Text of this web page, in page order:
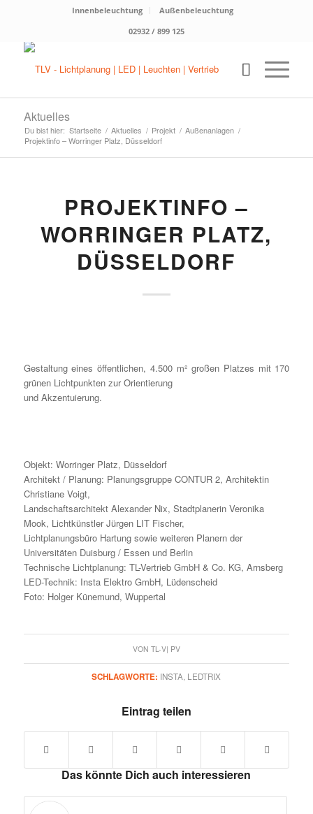
Innenbeleuchtung
Außenbeleuchtung
02932 / 899 125
Aktuelles
Du bist hier: Startseite / Aktuelles / Projekt / Außenanlagen /
Projektinfo – Worringer Platz, Düsseldorf
PROJEKTINFO –
WORRINGER PLATZ,
DÜSSELDORF
Gestaltung eines öffentlichen, 4.500 m² großen Platzes mit 170
grünen Lichtpunkten zur Orientierung
und Akzentuierung.
Objekt: Worringer Platz, Düsseldorf
Architekt / Planung: Planungsgruppe CONTUR 2, Architektin
Christiane Voigt,
Landschaftsarchitekt Alexander Nix, Stadtplanerin Veronika
Mook, Lichtkünstler Jürgen LIT Fischer,
Lichtplanungsbüro Hartung sowie weiteren Planern der
Universitäten Duisburg / Essen und Berlin
Technische Lichtplanung: TL-Vertrieb GmbH & Co. KG, Arnsberg
LED-Technik: Insta Elektro GmbH, Lüdenscheid
Foto: Holger Künemund, Wuppertal
VON TL-V| PV
SCHLAGWORTE: INSTA, LEDTRIX
Eintrag teilen
Das könnte Dich auch interessieren